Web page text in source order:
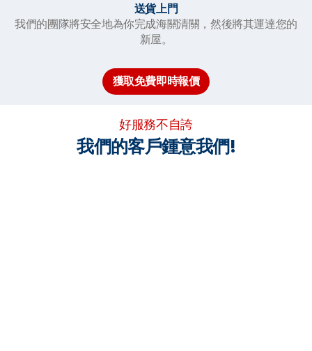
送貨上門
我們的團隊將安全地為你完成海關清關，然後將其運達您的
新屋。
獲取免費即時報價
好服務不自誇
我們的客戶鍾意我們!